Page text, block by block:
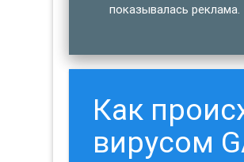
показывалась реклама.
Как
вирусом